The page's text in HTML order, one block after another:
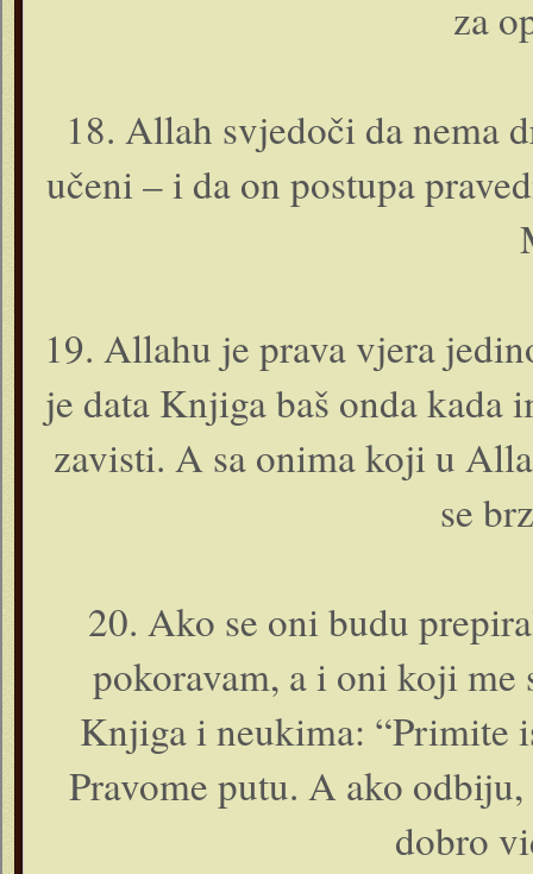
za
18. Allah svjedoči da nema
učeni – i da o­n postupa
19. Allahu je prava vjera
je data Knjiga baš o­nda kada
zavisti. A sa o­nima koji u
se
20. Ako se o­ni budu
pokoravam, a i o­ni koji
Knjiga i neukima: “Primite
Pravome putu. A ako
dobro